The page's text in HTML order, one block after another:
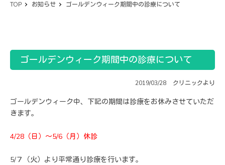
TOP お知らせ ゴールデンウィーク期間中の診療について
ゴールデンウィーク期間中の診療について
2019/03/28 クリニックより
ゴールデンウィーク中、下記の期間は診療をお休みさせていただ
きます。
4/28（日）～5/6（月）休診
5/７（火）より平常通り診療を行います。